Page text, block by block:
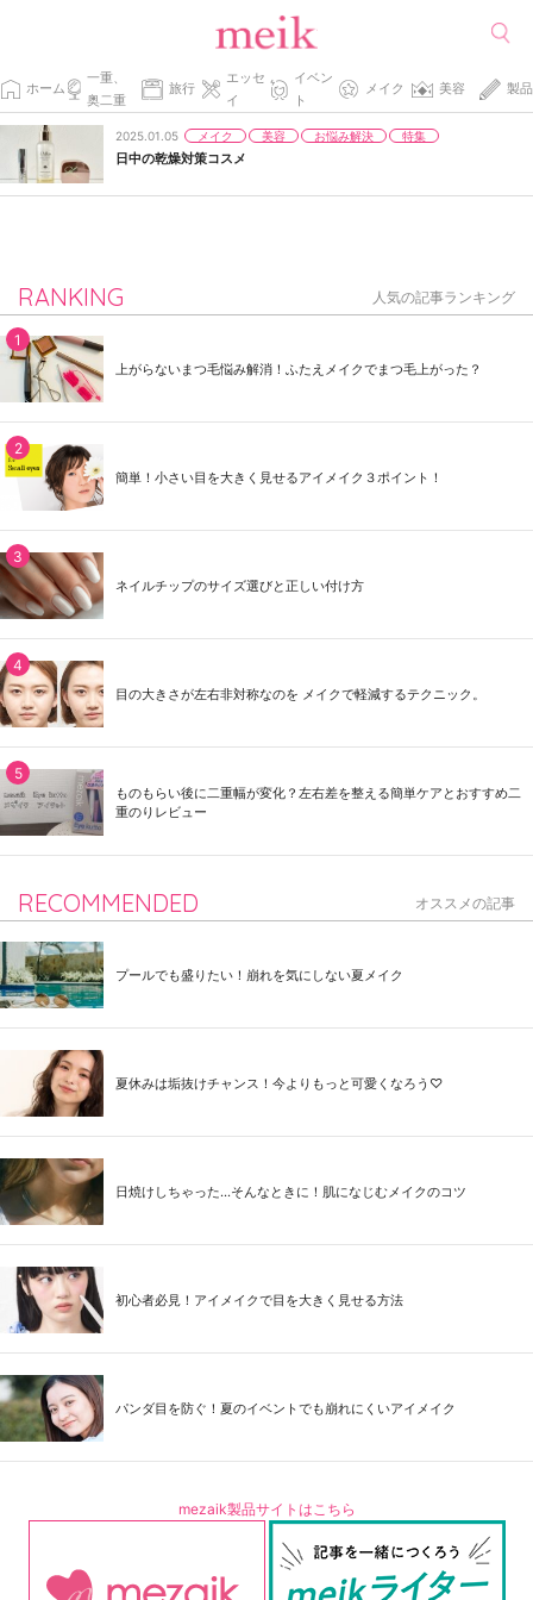
ホーム
一重、
奥二重
旅行
エッセ
イ
イベン
ト
メイク 美容 製品
2025.01.05 メイク 美容 お悩み解決 特集
日中の乾燥対策コスメ
RANKING 人気の記事ランキング
上がらないまつ毛悩み解消！ふたえメイクでまつ毛上がった？
簡単！小さい目を大きく見せるアイメイク３ポイント！
ネイルチップのサイズ選びと正しい付け方
目の大きさが左右非対称なのを メイクで軽減するテクニック。
ものもらい後に二重幅が変化？左右差を整える簡単ケアとおすすめ二
重のりレビュー
RECOMMENDED オススメの記事
プールでも盛りたい！崩れを気にしない夏メイク
夏休みは垢抜けチャンス！今よりもっと可愛くなろう♡
日焼けしちゃった...そんなときに！肌になじむメイクのコツ
初心者必見！アイメイクで目を大きく見せる方法
パンダ目を防ぐ！夏のイベントでも崩れにくいアイメイク
mezaik製品サイトはこちら